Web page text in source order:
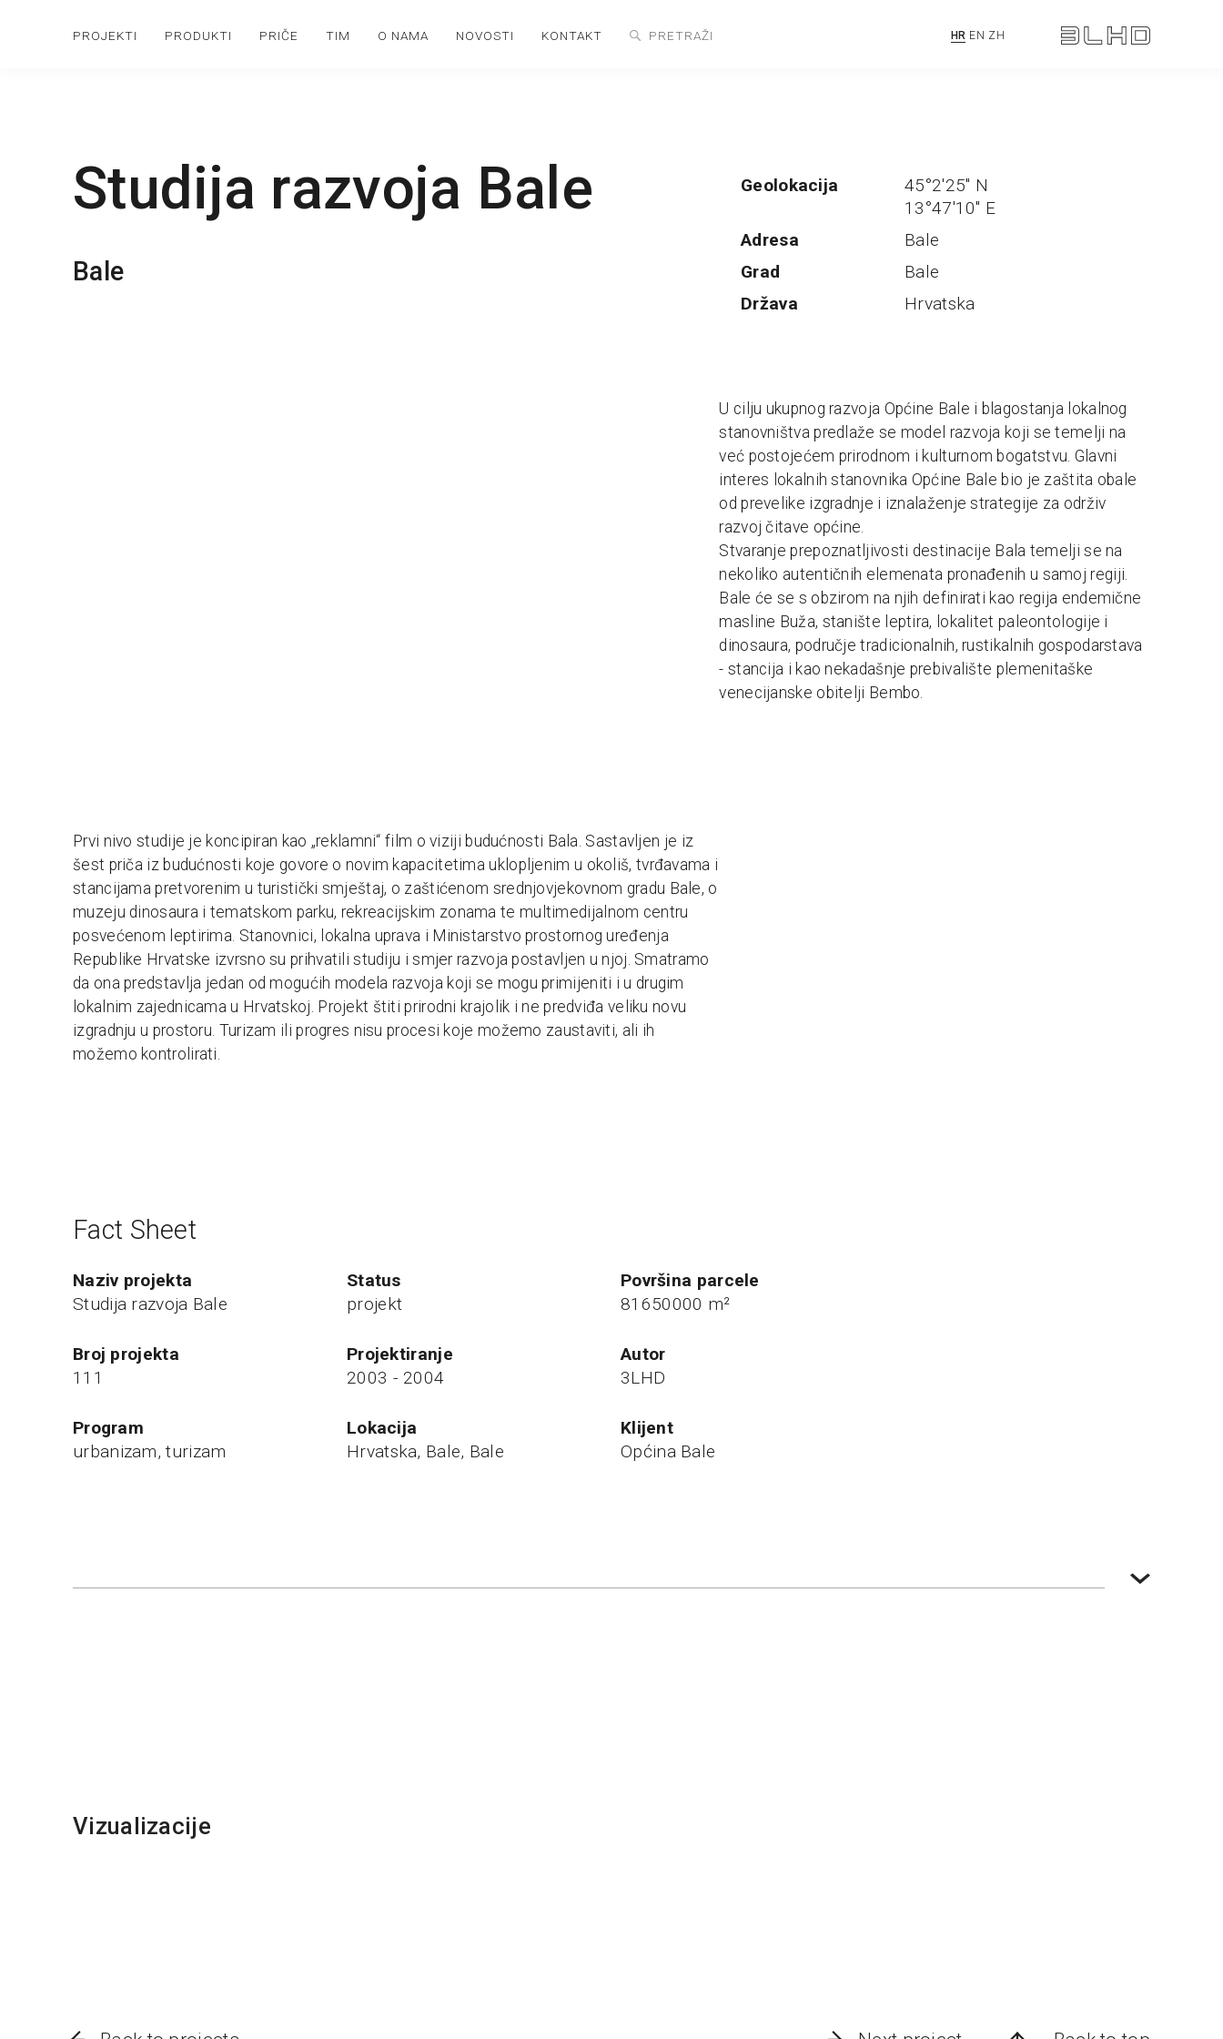
PROJEKTI PRODUKTI PRIČE TIM O NAMA NOVOSTI KONTAKT HR EN ZH
Studija razvoja Bale
Bale
Geolokacija
45°2'25" N
13°47'10" E
Adresa
Bale
Grad
Bale
Država
Hrvatska
U cilju ukupnog razvoja Općine Bale i blagostanja lokalnog
stanovništva predlaže se model razvoja koji se temelji na
već postojećem prirodnom i kulturnom bogatstvu. Glavni
interes lokalnih stanovnika Općine Bale bio je zaštita obale
od prevelike izgradnje i iznalaženje strategije za održiv
razvoj čitave općine.
Stvaranje prepoznatljivosti destinacije Bala temelji se na
nekoliko autentičnih elemenata pronađenih u samoj regiji.
Bale će se s obzirom na njih definirati kao regija endemične
masline Buža, stanište leptira, lokalitet paleontologije i
dinosaura, područje tradicionalnih, rustikalnih gospodarstava
- stancija i kao nekadašnje prebivalište plemenitaške
venecijanske obitelji Bembo.
Prvi nivo studije je koncipiran kao „reklamni“ film o viziji budućnosti Bala. Sastavljen je iz
šest priča iz budućnosti koje govore o novim kapacitetima uklopljenim u okoliš, tvrđavama i
stancijama pretvorenim u turistički smještaj, o zaštićenom srednjovjekovnom gradu Bale, o
muzeju dinosaura i tematskom parku, rekreacijskim zonama te multimedijalnom centru
posvećenom leptirima. Stanovnici, lokalna uprava i Ministarstvo prostornog uređenja
Republike Hrvatske izvrsno su prihvatili studiju i smjer razvoja postavljen u njoj. Smatramo
da ona predstavlja jedan od mogućih modela razvoja koji se mogu primijeniti i u drugim
lokalnim zajednicama u Hrvatskoj. Projekt štiti prirodni krajolik i ne predviđa veliku novu
izgradnju u prostoru. Turizam ili progres nisu procesi koje možemo zaustaviti, ali ih
možemo kontrolirati.
Fact Sheet
naziv projekta
Studija razvoja Bale
broj projekta
111
program
urbanizam, turizam
status
projekt
projektiranje
2003 - 2004
Lokacija
Hrvatska, Bale, Bale
Površina parcele
81650000 m²
autor
3LHD
klijent
Općina Bale
Vizualizacije